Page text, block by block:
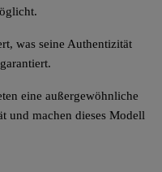
was seine Authentizität
eine außergewöhnliche
und machen dieses Modell